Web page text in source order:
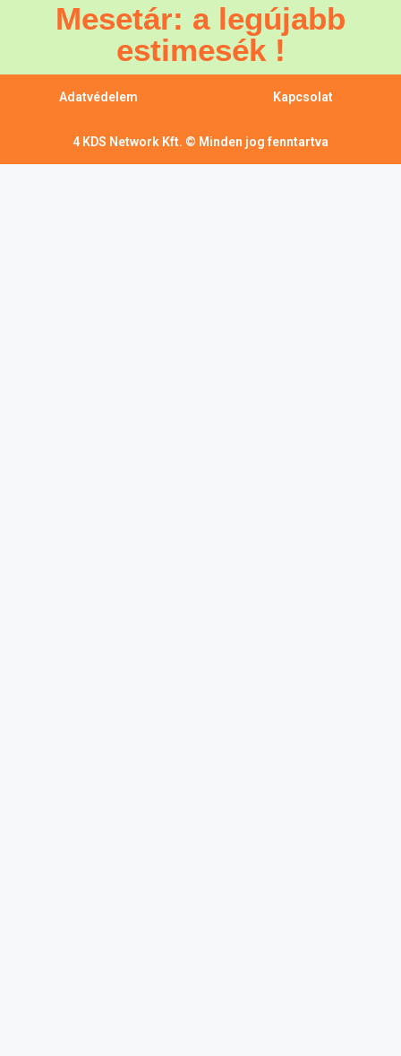
Mesetár: a legújabb
estimesék !
Adatvédelem Kapcsolat
4 KDS Network Kft. © Minden jog fenntartva